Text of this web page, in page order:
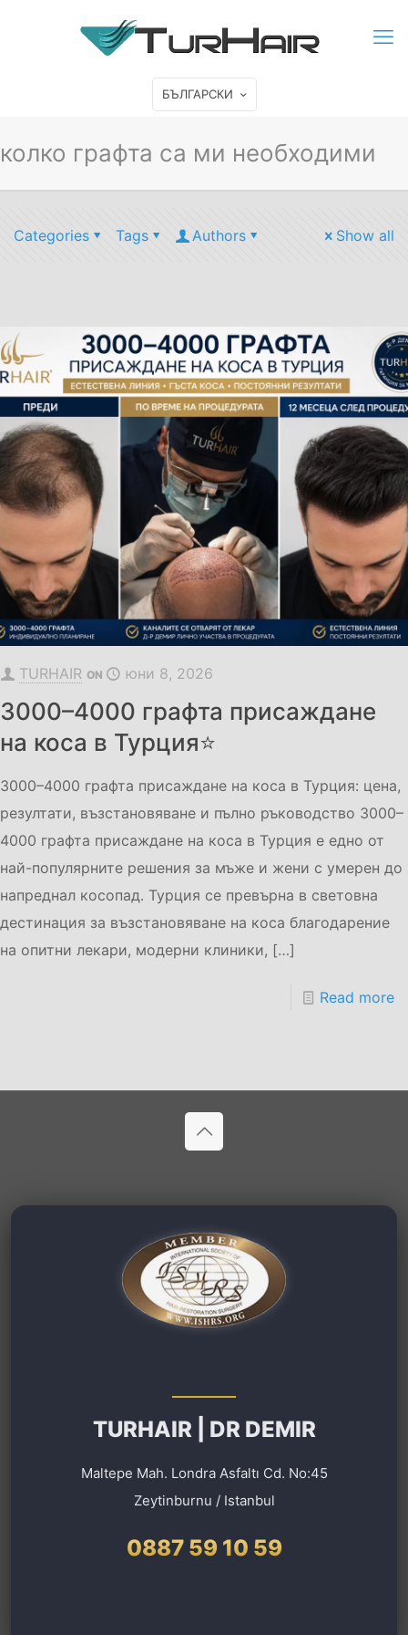
БЪЛГАРСКИ
колко графта са ми необходими
Categories Tags Authors Show all
TURHAIR ON юни 8, 2026
3000–4000 графта присаждане
на коса в Турция⭐
3000–4000 графта присаждане на коса в Турция: цена,
резултати, възстановяване и пълно ръководство 3000–
4000 графта присаждане на коса в Турция е едно от
най-популярните решения за мъже и жени с умерен до
напреднал косопад. Турция се превърна в световна
дестинация за възстановяване на коса благодарение
на опитни лекари, модерни клиники, […]
Read more
TURHAIR | DR DEMIR
Maltepe Mah. Londra Asfaltı Cd. No:45
Zeytinburnu / Istanbul
0887 59 10 59